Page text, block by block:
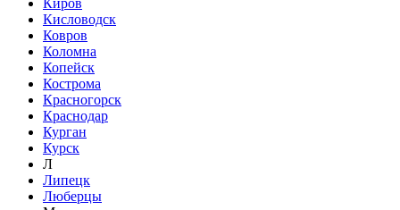
Киров
Кисловодск
Ковров
Коломна
Копейск
Кострома
Красногорск
Краснодар
Курган
Курск
Л
Липецк
Люберцы